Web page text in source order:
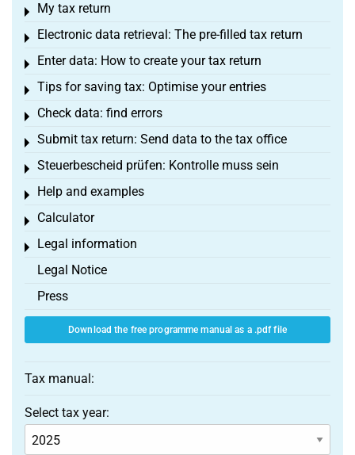
My tax return
Toggle menu
Electronic data retrieval: The pre-filled tax return
Toggle menu
Enter data: How to create your tax return
Toggle menu
Tips for saving tax: Optimise your entries
Toggle menu
Check data: find errors
Toggle menu
Submit tax return: Send data to the tax office
Toggle menu
Steuerbescheid prüfen: Kontrolle muss sein
Toggle menu
Help and examples
Toggle menu
Calculator
Toggle menu
Legal information
Toggle menu
Legal Notice
Press
Download the free programme manual as a .pdf file
Tax manual:
Select tax year: